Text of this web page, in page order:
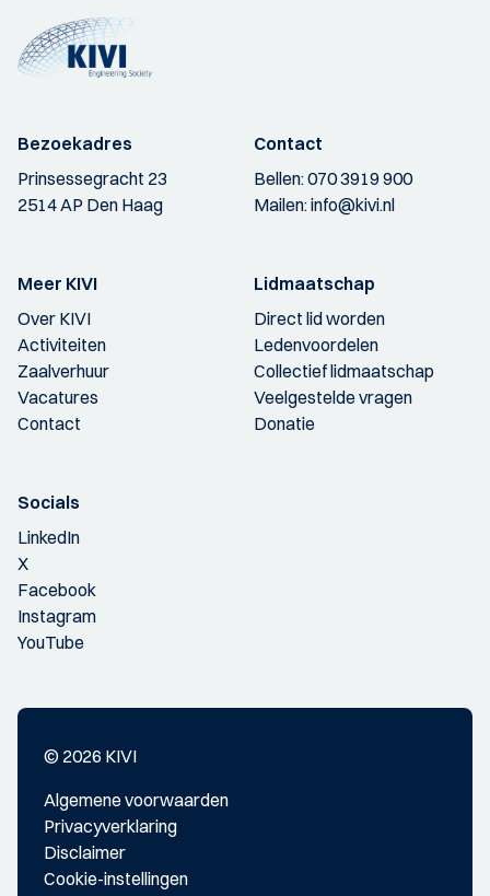
Bezoekadres
Prinsessegracht 23
2514 AP Den Haag
Contact
Bellen:070 3919 900
Mailen:info@kivi.nl
Meer KIVI
Over KIVI
Activiteiten
Zaalverhuur
Vacatures
Contact
Lidmaatschap
Direct lid worden
Ledenvoordelen
Collectief lidmaatschap
Veelgestelde vragen
Donatie
Socials
LinkedIn
X
Facebook
Instagram
YouTube
© 2026 KIVI
Algemene voorwaarden
Privacyverklaring
Disclaimer
Cookie-instellingen